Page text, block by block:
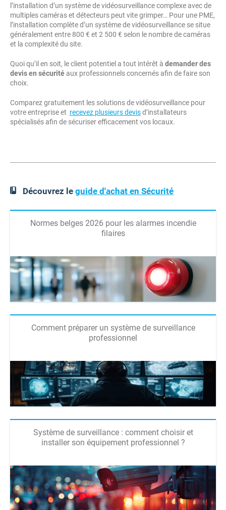
l’installation d’un système de vidéosurveillance complexe avec de
multiples caméras et détecteurs peut vite grimper… Pour une PME,
l’installation complète d’un système de vidéosurveillance se situe
généralement entre 800 € et 2 500 € selon le nombre de caméras
et la complexité du site.
Quoi qu’il en soit, le client potentiel a tout intérêt à demander des
devis en sécuritéaux professionnels concernés afin de faire son
choix.
Comparez gratuitement les solutions de vidéosurveillance pour
votre entreprise et recevez plusieurs devisd’installateurs
spécialisés afin de sécuriser efficacement vos locaux.
Découvrez leguide d'achat en Sécurité
Normes belges 2026 pour les alarmes incendie
filaires
Comment préparer un système de surveillance
professionnel
Système de surveillance : comment choisir et
installer son équipement professionnel ?